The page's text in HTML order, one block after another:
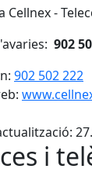
Cellnex -
902
902 502 222
i